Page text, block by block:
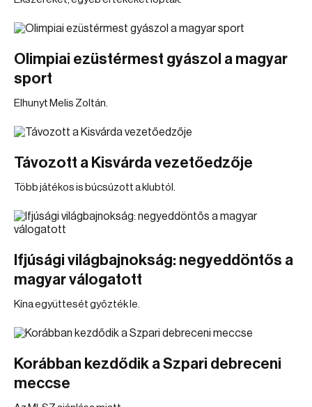
Olimpiai ezüstérmest gyászol a magyar
sport
Elhunyt Melis Zoltán.
Távozott a Kisvárda vezetőedzője
Több játékos is búcsúzott a klubtól.
Ifjúsági világbajnokság: negyeddöntős a
magyar válogatott
Kína együttesét győzték le.
Korábban kezdődik a Szpari debreceni
meccse